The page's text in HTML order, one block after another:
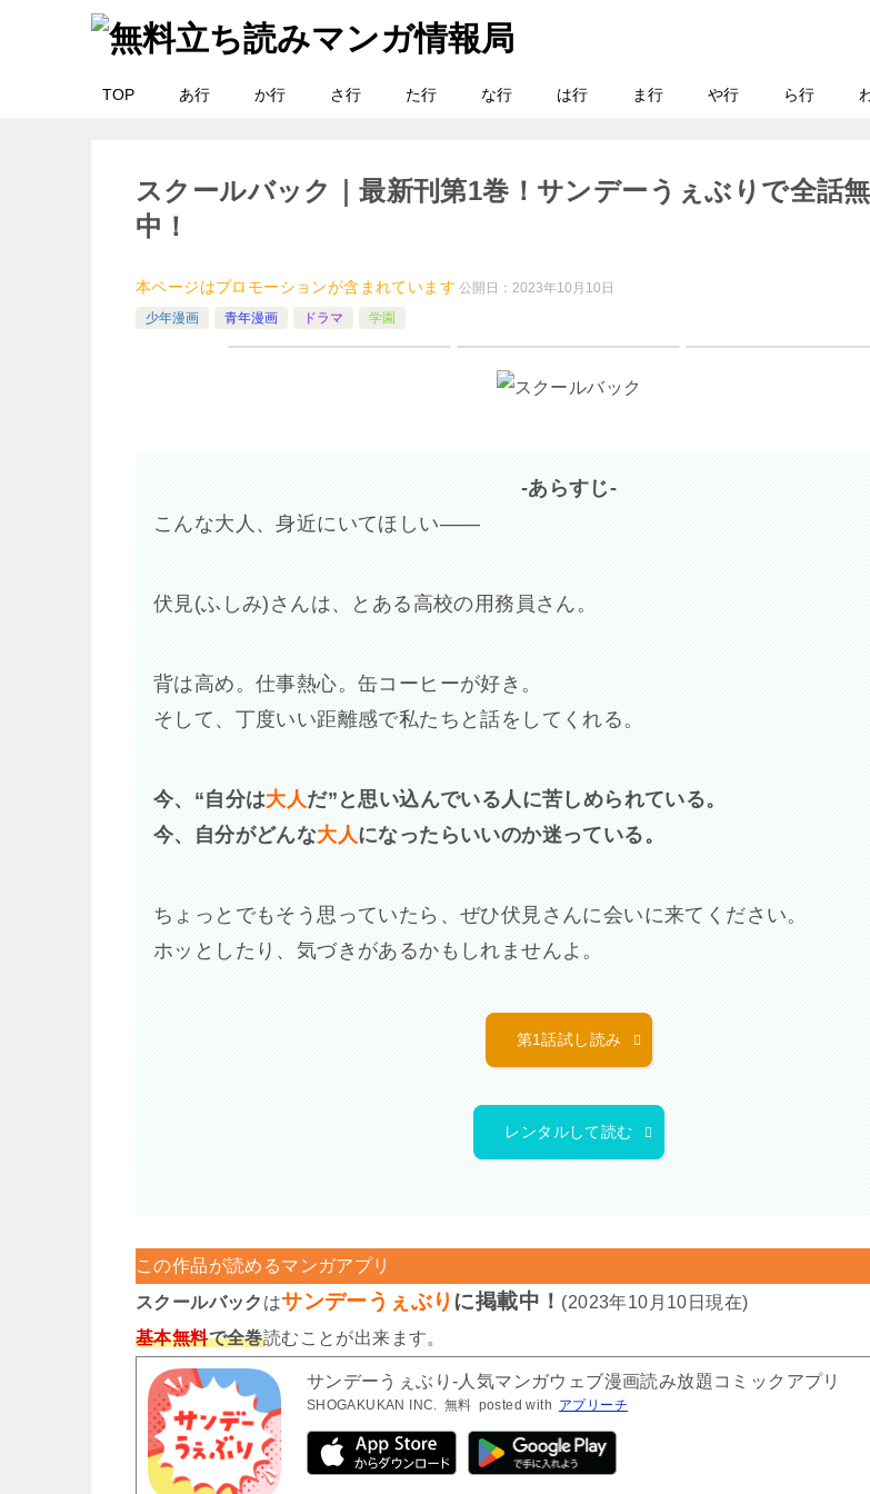
TOP あ行 か行 さ行 た行 な行 は行 ま行 や行 ら行
スクールバック｜最新刊第1巻！サンデーうぇぶりで全話
中！
本ページはプロモーションが含まれています 公開日：2023年10月10日
少年漫画
青年漫画 ドラマ 学園
-あらすじ-
こんな大人、身近にいてほしい――
伏見(ふしみ)さんは、とある高校の用務員さん。
背は高め。仕事熱心。缶コーヒーが好き。
そして、丁度いい距離感で私たちと話をしてくれる。
今、“自分は大人だ”と思い込んでいる人に苦しめられている。
今、自分がどんな大人になったらいいのか迷っている。
ちょっとでもそう思っていたら、ぜひ伏見さんに会いに来てください。
ホッとしたり、気づきがあるかもしれませんよ。
第1話試し読み
レンタルして読む
この作品が読めるマンガアプリ
スクールバック はサンデーうぇぶり に掲載中！ (2023年10月10日現在)
基本無料で全巻読むことが出来ます。
サンデーうぇぶり-人気マンガウェブ漫画読み放題コミックアプリ
SHOGAKUKAN INC. 無料 posted with アプリーチ